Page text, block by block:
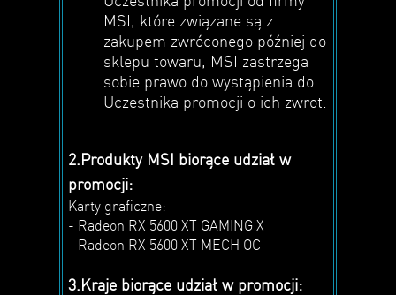
MSI, które związane są z
zakupem zwróconego później do
sklepu towaru, MSI zastrzega
sobie prawo do wystąpienia do
Uczestnika promocji o ich zwrot.
2.Produkty MSI biorące udział w
promocji:
Karty graficzne:
- Radeon RX 5600 XT GAMING X
- Radeon RX 5600 XT MECH OC
3.Kraje biorące udział w promocji: